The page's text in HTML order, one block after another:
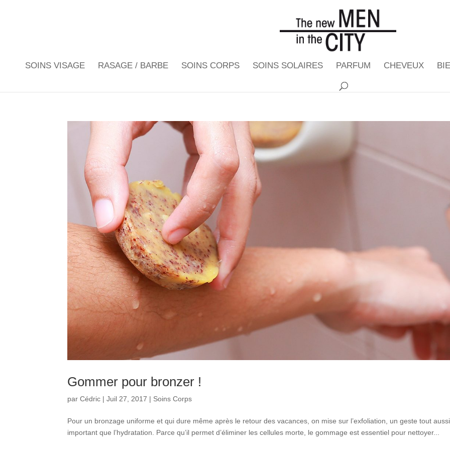
SOINS VISAGE RASAGE / BARBE SOINS CORPS SOINS SOLAIRES PARFUM CHEVEUX
Gommer pour bronzer !
parCédric |Juil 27, 2017 | Soins Corps
Pour un bronzage uniforme et qui dure même après le retour des vacances, on mise sur l’exfoliation, un geste tout aussi
important que l’hydratation. Parce qu’il permet d’éliminer les cellules morte, le gommage est essentiel pour nettoyer...